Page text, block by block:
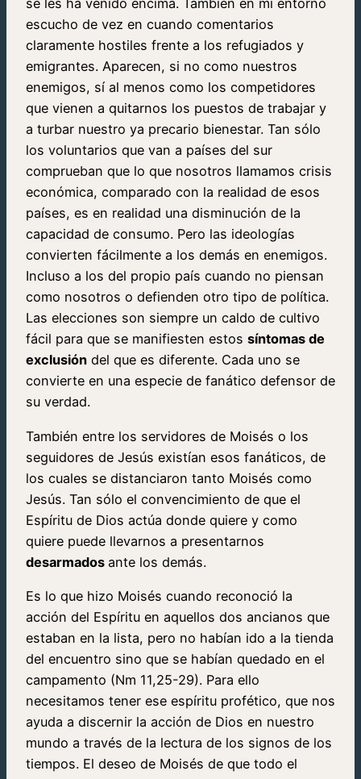
se les ha venido encima. También en mi entorno
escucho de vez en cuando comentarios
claramente hostiles frente a los refugiados y
emigrantes. Aparecen, si no como nuestros
enemigos, sí al menos como los competidores
que vienen a quitarnos los puestos de trabajar y
a turbar nuestro ya precario bienestar. Tan sólo
los voluntarios que van a países del sur
comprueban que lo que nosotros llamamos crisis
económica, comparado con la realidad de esos
países, es en realidad una disminución de la
capacidad de consumo. Pero las ideologías
convierten fácilmente a los demás en enemigos.
Incluso a los del propio país cuando no piensan
como nosotros o defienden otro tipo de política.
Las elecciones son siempre un caldo de cultivo
fácil para que se manifiesten estos síntomas de
exclusión del que es diferente. Cada uno se
convierte en una especie de fanático defensor de
su verdad.
También entre los servidores de Moisés o los
seguidores de Jesús existían esos fanáticos, de
los cuales se distanciaron tanto Moisés como
Jesús. Tan sólo el convencimiento de que el
Espíritu de Dios actúa donde quiere y como
quiere puede llevarnos a presentarnos
desarmados ante los demás.
Es lo que hizo Moisés cuando reconoció la
acción del Espíritu en aquellos dos ancianos que
estaban en la lista, pero no habían ido a la tienda
del encuentro sino que se habían quedado en el
campamento (Nm 11,25-29). Para ello
necesitamos tener ese espíritu profético, que nos
ayuda a discernir la acción de Dios en nuestro
mundo a través de la lectura de los signos de los
tiempos. El deseo de Moisés de que todo el